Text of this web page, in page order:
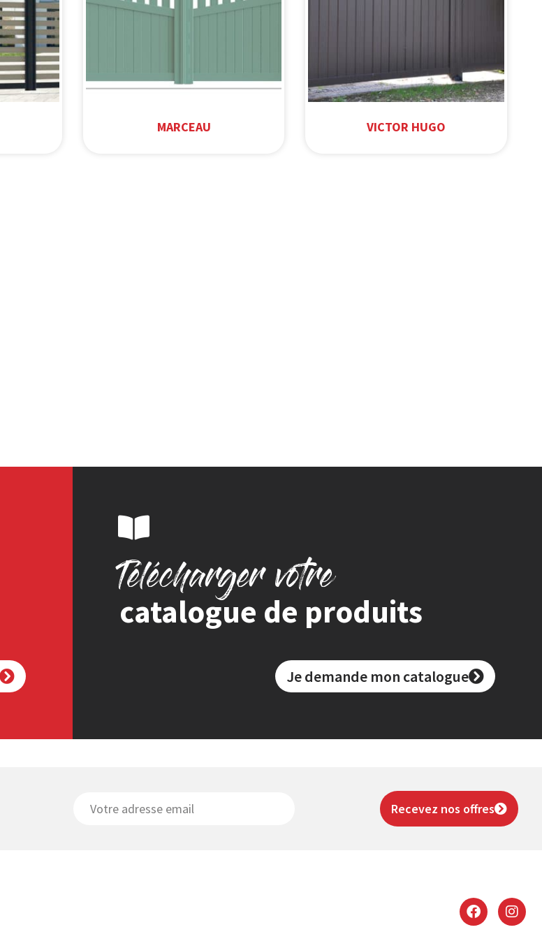
MARCEAU VICTOR HUGO
Télécharger votre
catalogue de produits
Je demande mon catalogue
Recevez nos offres